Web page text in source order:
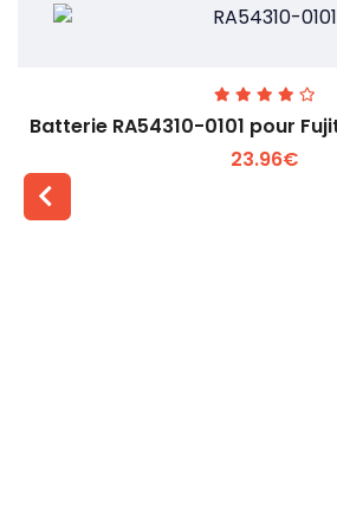
Batterie RA54310-0101 pour
23.96€